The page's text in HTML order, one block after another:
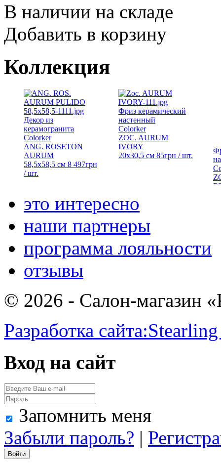
В наличии на складе
Добавить в корзину
Коллекция
Декор из
керамогранита
Colorker
ANG. ROSETON
AURUM
58,5x58,5 см 8 497грн
/ шт.
Фриз керамический
настенный
Colorker
ZOC. AURUM
IVORY
20x30,5 см 85грн / шт.
это интересно
наши партнеры
программа лояльности
отзывы
© 2026 - Салон-магазин
Разработка сайта:
Вход на сайт
Запомнить меня
Забыли пароль? |